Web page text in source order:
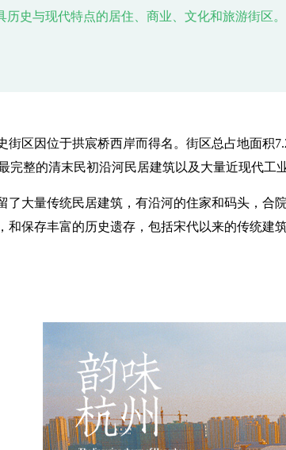
历史与现代特点的居住、商业、文化和旅游街区。
街区因位于拱宸桥西岸而得名。街区总占地面积
完整的清末民初沿河民居建筑以及大量近现代工
了大量传统民居建筑，有沿河的住家和码头，合
和保存丰富的历史遗存，包括宋代以来的传统建筑